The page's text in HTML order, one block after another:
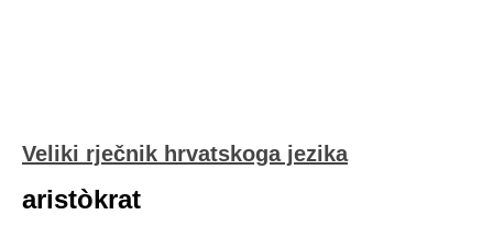
Veliki rječnik hrvatskoga jezika
aristòkrat